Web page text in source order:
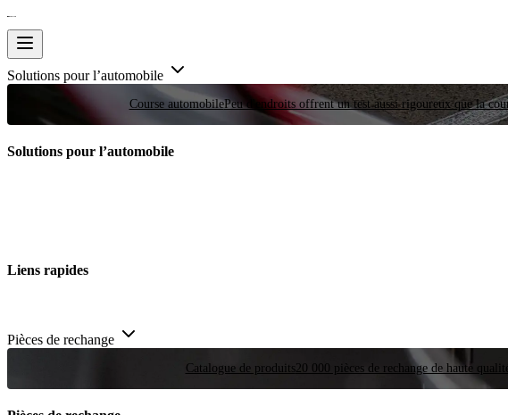
Solutions pour l’automobile
Course automobilePeu d'endroits offrent un test aussi rigoureux que la
Solutions pour l’automobile
Liens rapides
Pièces de rechange
Catalogue de produits20 000 pièces de rechange de haute